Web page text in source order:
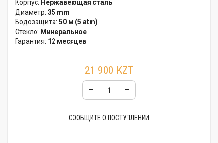
Корпус: Нержавеющая сталь
Диаметр: 35 mm
Водозащита: 50 м (5 atm)
Стекло: Минеральное
Гарантия: 12 месяцев
21 900 KZT
– +
СООБЩИТЕ О ПОСТУПЛЕНИИ